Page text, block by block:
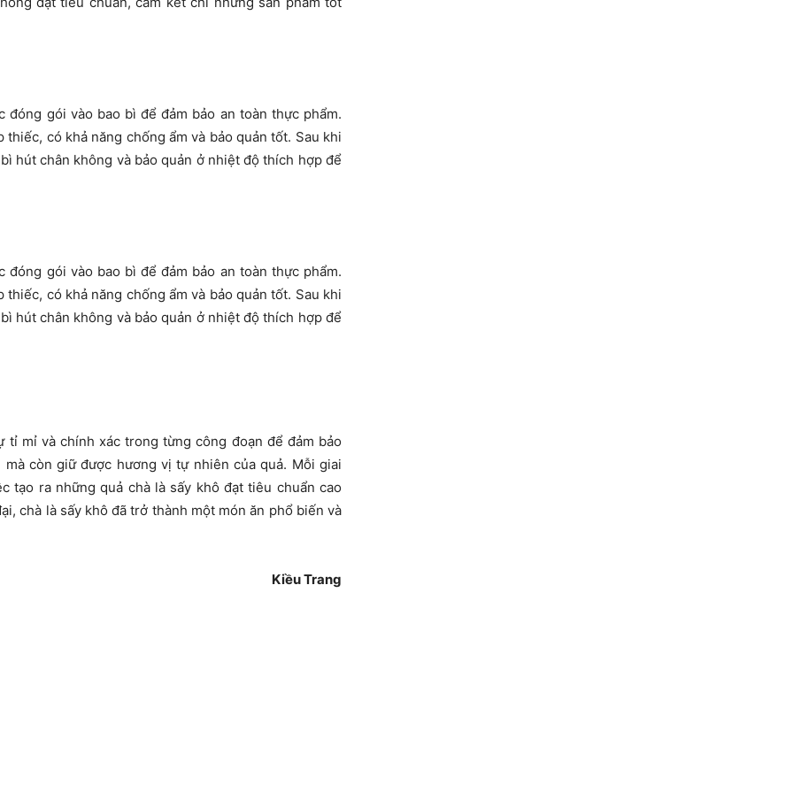
gói vào bao bì để đảm bảo an toàn thực phẩm.
có khả năng chống ẩm và bảo quản tốt. Sau khi
hút chân không và bảo quản ở nhiệt độ thích hợp để
gói vào bao bì để đảm bảo an toàn thực phẩm.
có khả năng chống ẩm và bảo quản tốt. Sau khi
hút chân không và bảo quản ở nhiệt độ thích hợp để
mỉ và chính xác trong từng công đoạn để đảm bảo
còn giữ được hương vị tự nhiên của quả. Mỗi giai
tạo ra những quả chà là sấy khô đạt tiêu chuẩn cao
chà là sấy khô đã trở thành một món ăn phổ biến và
Kiều Trang